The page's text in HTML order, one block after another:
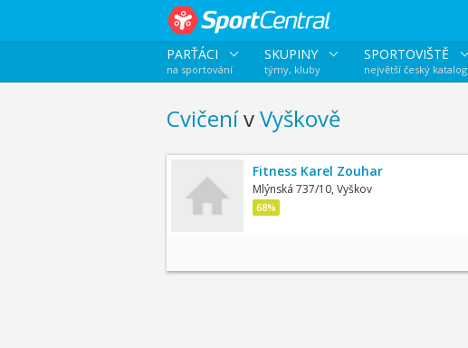
PARŤÁCI
na sportování
SKUPINY
týmy, kluby
SPORTOVIŠTĚ
největší český katalog
CvičenívVyškově
Fitness Karel Zouhar
Mlýnská 737/10, Vyškov
68%